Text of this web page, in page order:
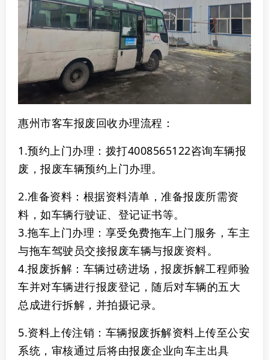
惠州市客车报废回收办理流程：
1.预约上门办理：拨打4008565122咨询车辆报
废，报废车辆预约上门办理。
2‌.准备资料‌：根据资料清单，准备报废所需资
料，如车辆行驶证、登记证书等。
3‌.拖车上门办理‌：享受免费拖车上门服务，车主
与拖车驾驶员交接报废车辆与报废资料。
4.报废拆解‌： 车辆过磅进场，报废拆解工程师验
车并对车辆进行报废登记，随后对车辆的五大
总成进行拆解，并拍摄记录。
5.资料上传注销：车辆报废拆解资料上传至公安
系统，审核通过后将由报废企业向车主出具